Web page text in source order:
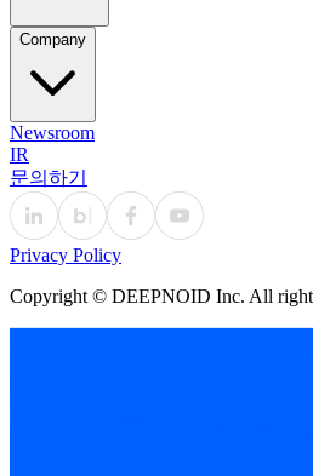
Company
Newsroom
IR
문의하기
Privacy Policy
Copyright © DEEPNOID Inc. All right